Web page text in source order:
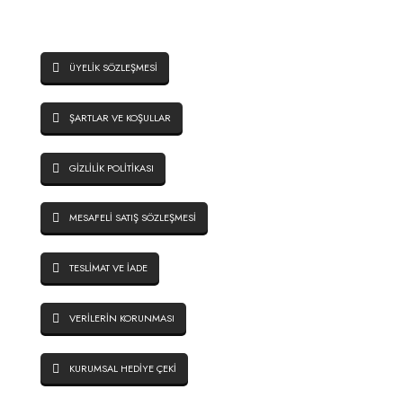
ÜYELİK SÖZLEŞMESİ
ŞARTLAR VE KOŞULLAR
GİZLİLİK POLİTİKASI
MESAFELİ SATIŞ SÖZLEŞMESİ
TESLİMAT VE İADE
VERİLERİN KORUNMASI
KURUMSAL HEDİYE ÇEKİ